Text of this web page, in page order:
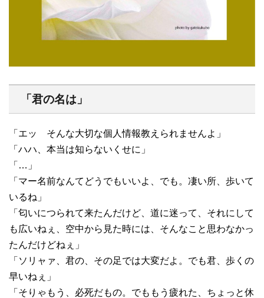
「君の名は」
「エッ そんな大切な個人情報教えられませんよ」
「ハハ、本当は知らないくせに」
「…」
「マー名前なんてどうでもいいよ、でも。凄い所、歩いて
いるね」
「匂いにつられて来たんだけど、道に迷って、それにして
も広いねぇ、空中から見た時には、そんなこと思わなかっ
たんだけどねぇ」
「ソリャァ、君の、その足では大変だよ。でも君、歩くの
早いねぇ」
「そりゃもう、必死だもの。でももう疲れた、ちょっと休